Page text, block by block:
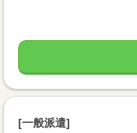
[一般派遣]